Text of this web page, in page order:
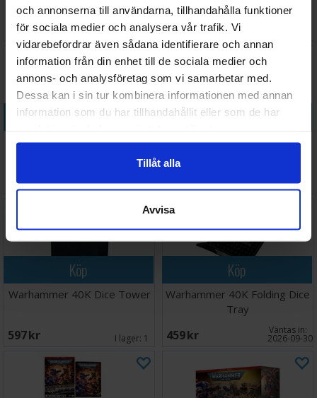
och annonserna till användarna, tillhandahålla funktioner
för sociala medier och analysera vår trafik. Vi
vidarebefordrar även sådana identifierare och annan
information från din enhet till de sociala medier och
annons- och analysföretag som vi samarbetar med.
Dessa kan i sin tur kombinera informationen med annan
information som du har tillhandahållit eller som de har
Tillåt alla
Avvisa
Patrol Companion
265 SEK I lager:20+ 200 SEK
Köp
Warhammer 40K Datasheet
218 SEK I lager:5
Köp
Warhammer 40K Dice Scroll
477 SEK I lager:
Köp
Warhammer 40K Dice Tower
597 SEK I lager: 1
Köp
Warhammer 40K Folding Dice
Tray
459 SEK Väntas in:
2026-09-30